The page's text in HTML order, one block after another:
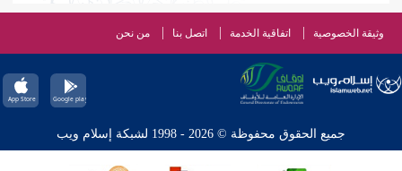
وثيقة الخصوصية اتفاقية الخدمة اتصل بنا من نحن
جميع الحقوق محفوظة © 2026 - 1998 لشبكة إسلام ويب